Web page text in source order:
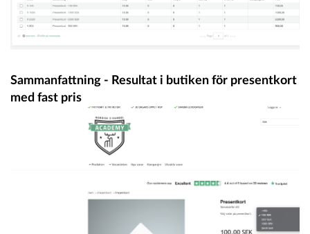
Sammanfattning - Resultat i butiken för presentkort
med fast pris